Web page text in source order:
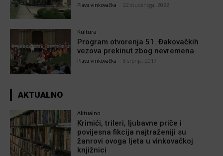
Plava vinkovačka 22 studenoga, 2022
Kultura
Program otvorenja 51. Đakovačkih
vezova prekinut zbog nevremena
Plava vinkovačka 8 srpnja, 2017
AKTUALNO
Aktualno
Krimići, trileri, ljubavne priče i
povijesna fikcija najtraženiji su
žanrovi ovoga ljeta u vinkovačkoj
knjižnici